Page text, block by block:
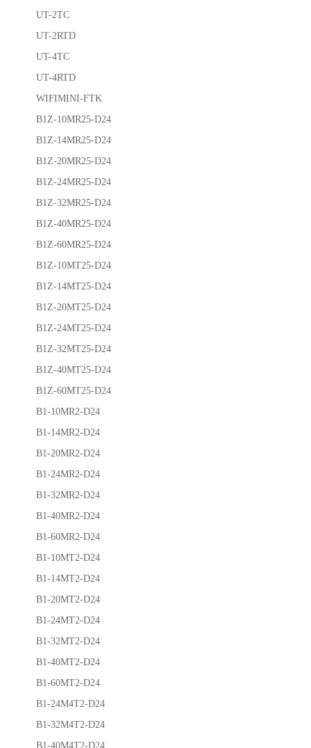
UT-2TC
UT-2RTD
UT-4TC
UT-4RTD
WIFIMINI-FTK
B1Z-10MR25-D24
B1Z-14MR25-D24
B1Z-20MR25-D24
B1Z-24MR25-D24
B1Z-32MR25-D24
B1Z-40MR25-D24
B1Z-60MR25-D24
B1Z-10MT25-D24
B1Z-14MT25-D24
B1Z-20MT25-D24
B1Z-24MT25-D24
B1Z-32MT25-D24
B1Z-40MT25-D24
B1Z-60MT25-D24
B1-10MR2-D24
B1-14MR2-D24
B1-20MR2-D24
B1-24MR2-D24
B1-32MR2-D24
B1-40MR2-D24
B1-60MR2-D24
B1-10MT2-D24
B1-14MT2-D24
B1-20MT2-D24
B1-24MT2-D24
B1-32MT2-D24
B1-40MT2-D24
B1-60MT2-D24
B1-24M4T2-D24
B1-32M4T2-D24
B1-40M4T2-D24